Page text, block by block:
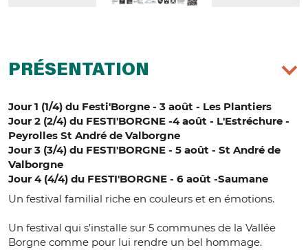
PRÉSENTATION
Jour 1 (1/4) du Festi'Borgne - 3 août - Les Plantiers
Jour 2 (2/4) du FESTI'BORGNE -4 août - L'Estréchure -
Peyrolles St André de Valborgne
Jour 3 (3/4) du FESTI'BORGNE - 5 août - St André de
Valborgne
Jour 4 (4/4) du FESTI'BORGNE - 6 août -Saumane
Un festival familial riche en couleurs et en émotions.
Un festival qui s’installe sur 5 communes de la Vallée
Borgne comme pour lui rendre un bel hommage.